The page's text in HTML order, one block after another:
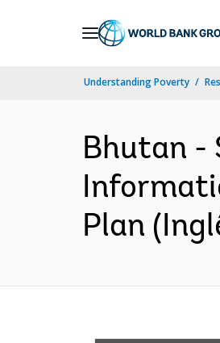
Understanding Poverty
Bhutan -
Plan